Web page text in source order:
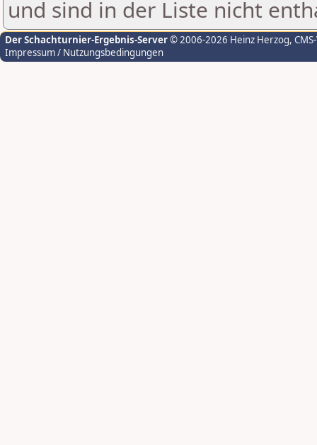
und sind in der Liste nicht
Der Schachturnier-Ergebnis-Server© 2006-2026 Heinz Herzog,
Impressum / Nutzungsbedingungen